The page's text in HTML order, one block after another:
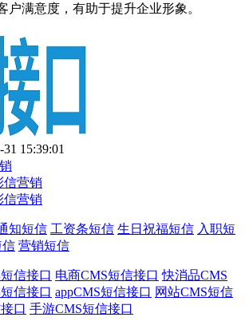
户满意度，有助于提升企业形象。
15:39:01
信营销
信营销
知短信 工资条短信 生日祝福短信 入职短
信 营销短信
信接口 电商CMS短信接口 快消品CMS
信接口 appCMS短信接口 网站CMS短信
口 手游CMS短信接口